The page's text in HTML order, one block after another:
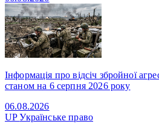
Інформація про відсіч збройної
станом на 6 серпня 2026 року
06.08.2026
UPУкраїнське право